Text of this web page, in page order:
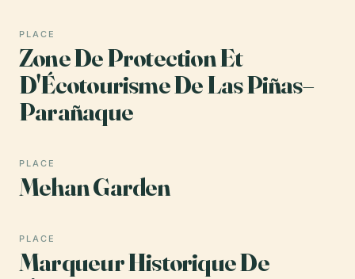
PLACE
Zone De Protection Et
D'Écotourisme De Las Piñas–
Parañaque
PLACE
Mehan Garden
PLACE
Marqueur Historique De